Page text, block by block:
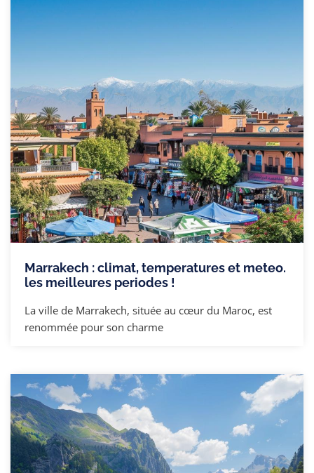
Marrakech : climat, temperatures et meteo.
les meilleures periodes !
La ville de Marrakech, située au cœur du Maroc, est
renommée pour son charme